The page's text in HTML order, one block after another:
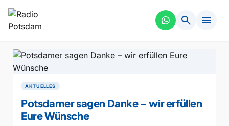
search menu
AKTUELLES
Potsdamer sagen Danke – wir erfüllen
Eure Wünsche